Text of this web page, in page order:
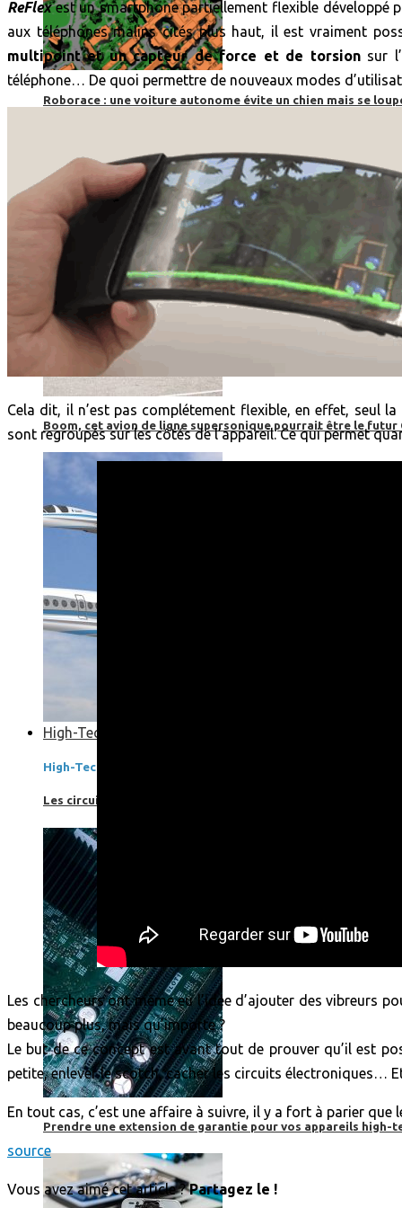
Roborace : une voiture autonome évite un chien mais se
Boom, cet avion de ligne supersonique pourrait être le futur
High-Tech
High-Tech
Les circuits imprimés, le coeur de nos appareils
Prendre une extension de garantie pour vos appareils high-
ReFlex est un smartphone partiellement flexible développé
aux téléphones malins cités plus haut, il est vraiment
multipoint et un capteur de force et de torsionsur
téléphone… De quoi permettre de nouveaux modes
Cela dit, il n’est pas complétement flexible, en effet, seul
sont regroupés sur les côtés de l’appareil. Ce qui permet
Les chercheurs ont même eu l’idée d’ajouter des vibreurs
beaucoup plus, mais qu’importe ?
Le but de ce concept est avant tout de prouver qu’il est
petite, enlever le scotch, cacher les circuits électroniques…
En tout cas, c’est une affaire à suivre, il y a fort à parier
source
Vous avez aimé cet article ?Partagez le !